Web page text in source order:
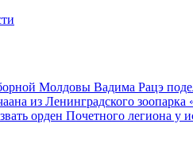
Молдовы Вадима Рацэ
из Ленинградского
орден Почетного легиона у